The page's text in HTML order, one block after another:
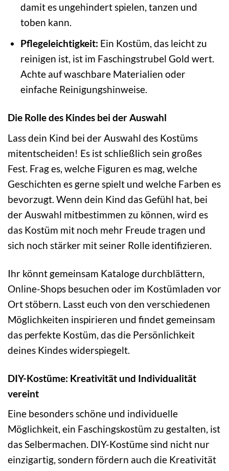
damit es ungehindert spielen, tanzen und
toben kann.
Pflegeleichtigkeit: Ein Kostüm, das leicht zu
reinigen ist, ist im Faschingstrubel Gold wert.
Achte auf waschbare Materialien oder
einfache Reinigungshinweise.
Die Rolle des Kindes bei der Auswahl
Lass dein Kind bei der Auswahl des Kostüms
mitentscheiden! Es ist schließlich sein großes
Fest. Frag es, welche Figuren es mag, welche
Geschichten es gerne spielt und welche Farben es
bevorzugt. Wenn dein Kind das Gefühl hat, bei
der Auswahl mitbestimmen zu können, wird es
das Kostüm mit noch mehr Freude tragen und
sich noch stärker mit seiner Rolle identifizieren.
Ihr könnt gemeinsam Kataloge durchblättern,
Online-Shops besuchen oder im Kostümladen vor
Ort stöbern. Lasst euch von den verschiedenen
Möglichkeiten inspirieren und findet gemeinsam
das perfekte Kostüm, das die Persönlichkeit
deines Kindes widerspiegelt.
DIY-Kostüme: Kreativität und Individualität
vereint
Eine besonders schöne und individuelle
Möglichkeit, ein Faschingskostüm zu gestalten, ist
das Selbermachen. DIY-Kostüme sind nicht nur
einzigartig, sondern fördern auch die Kreativität